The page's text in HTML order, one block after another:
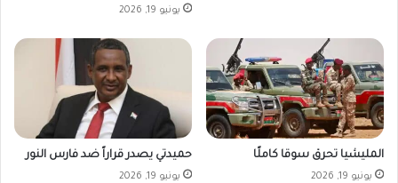
يونيو 19, 2026
المليشيا تحرق سوقا كاملًا
يونيو 19, 2026
حميدتي يصدر قراراً ضد فارس النور
يونيو 19, 2026